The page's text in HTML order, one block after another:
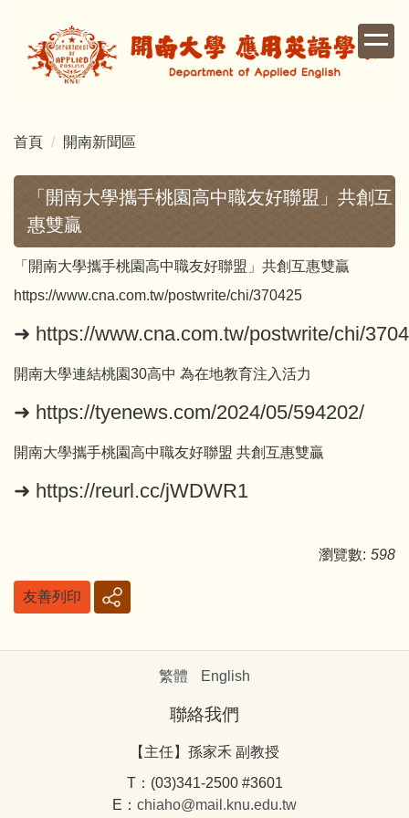
區
首頁 開南新聞區
「開南大學攜手桃園高中職友好聯盟」共創互
惠雙贏
「開南大學攜手桃園高中職友好聯盟」共創互惠雙贏
https://www.cna.com.tw/postwrite/chi/370425
➜ https://www.cna.com.tw/postwrite/chi/
開南大學連結桃園30高中 為在地教育注入活力
➜ https://tyenews.com/2024/05/594202/
開南大學攜手桃園高中職友好聯盟 共創互惠雙贏
➜ https://reurl.cc/jWDWR1
瀏覽數: 598
友善列印
繁體 English
聯絡我們
【主任】孫家禾 副教授
T：(03)341-2500 #3601
E： chiaho@mail.knu.edu.tw